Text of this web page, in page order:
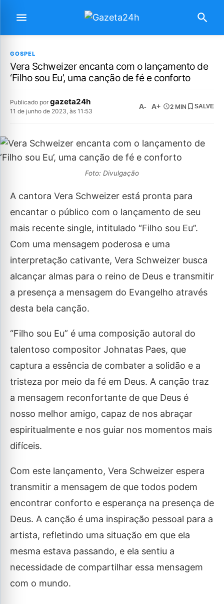
GOSPEL
Vera Schweizer encanta com o lançamento de
‘Filho sou Eu’, uma canção de fé e conforto
Publicado por gazeta24h
11 de junho de 2023, às 11:53
A- A+ 2 MIN SALVE
Foto: Divulgação
A cantora Vera Schweizer está pronta para
encantar o público com o lançamento de seu
mais recente single, intitulado “Filho sou Eu”.
Com uma mensagem poderosa e uma
interpretação cativante, Vera Schweizer busca
alcançar almas para o reino de Deus e transmitir
a presença a mensagem do Evangelho através
desta bela canção.
“Filho sou Eu” é uma composição autoral do
talentoso compositor Johnatas Paes, que
captura a essência de combater a solidão e a
tristeza por meio da fé em Deus. A canção traz
a mensagem reconfortante de que Deus é
nosso melhor amigo, capaz de nos abraçar
espiritualmente e nos guiar nos momentos mais
difíceis.
Com este lançamento, Vera Schweizer espera
transmitir a mensagem de que todos podem
encontrar conforto e esperança na presença de
Deus. A canção é uma inspiração pessoal para a
artista, refletindo uma situação em que ela
mesma estava passando, e ela sentiu a
necessidade de compartilhar essa mensagem
com o mundo.